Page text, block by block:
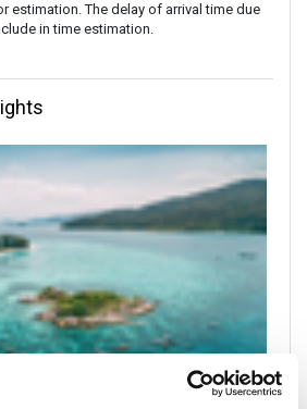
estimation. The delay of arrival time due
in time estimation.